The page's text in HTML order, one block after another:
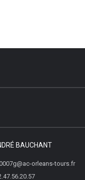
BAUCHANT
orleans-tours.fr